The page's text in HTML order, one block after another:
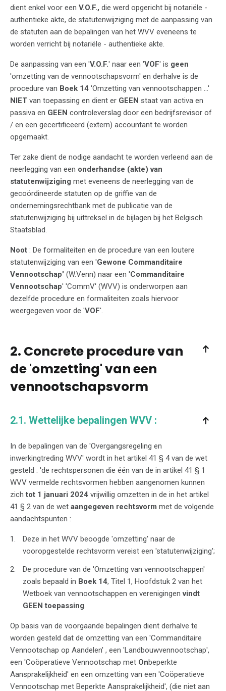
dient enkel voor een V.O.F., die werd opgericht bij notariële -
authentieke akte, de statutenwijziging met de aanpassing van
de statuten aan de bepalingen van het WVV eveneens te
worden verricht bij notariële - authentieke akte.
De aanpassing van een 'V.O.F.' naar een 'VOF' is geen
'omzetting van de vennootschapsvorm' en derhalve is de
procedure van Boek 14 'Omzetting van vennootschappen ...'
NIET van toepassing en dient er GEEN staat van activa en
passiva en GEEN controleverslag door een bedrijfsrevisor of
/ en een gecertificeerd (extern) accountant te worden
opgemaakt.
Ter zake dient de nodige aandacht te worden verleend aan de
neerlegging van een onderhandse (akte) van
statutenwijziging met eveneens de neerlegging van de
gecoördineerde statuten op de griffie van de
ondernemingsrechtbank met de publicatie van de
statutenwijziging bij uittreksel in de bijlagen bij het Belgisch
Staatsblad.
Noot : De formaliteiten en de procedure van een loutere
statutenwijziging van een 'Gewone Commanditaire
Vennootschap' (W.Venn) naar een 'Commanditaire
Vennootschap' 'CommV' (WVV) is onderworpen aan
dezelfde procedure en formaliteiten zoals hiervoor
weergegeven voor de 'VOF'.
2. Concrete procedure van
de 'omzetting' van een
vennootschapsvorm
2.1. Wettelijke bepalingen WVV :
In de bepalingen van de 'Overgangsregeling en
inwerkingtreding WVV' wordt in het artikel 41 § 4 van de wet
gesteld : 'de rechtspersonen die één van de in artikel 41 § 1
WVV vermelde rechtsvormen hebben aangenomen kunnen
zichtot 1 januari 2024 vrijwillig omzetten in de in het artikel
41 § 2 van de wet aangegeven rechtsvorm met de volgende
aandachtspunten :
Deze in het WVV beoogde 'omzetting' naar de
vooropgestelde rechtsvorm vereist een 'statutenwijziging';
De procedure van de 'Omzetting van vennootschappen'
zoals bepaald in Boek 14, Titel 1, Hoofdstuk 2 van het
Wetboek van vennootschappen en verenigingenvindt
GEEN toepassing.
Op basis van de voorgaande bepalingen dient derhalve te
worden gesteld dat de omzetting van een 'Commanditaire
Vennootschap op Aandelen' , een 'Landbouwvennootschap',
een 'Coöperatieve Vennootschap met Onbeperkte
Aansprakelijkheid' en een omzetting van een 'Coöperatieve
Vennootschap met Beperkte Aansprakelijkheid', (die niet aan